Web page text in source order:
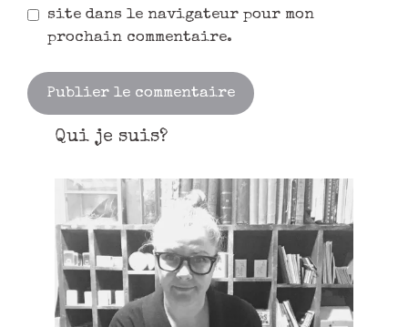
site dans le navigateur pour mon
prochain commentaire.
Qui je suis?